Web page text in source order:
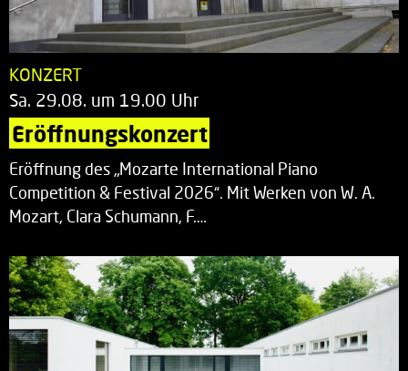
KONZERT
Sa. 29.08. um 19.00 Uhr
Eröffnungskonzert
Eröffnung des „Mozarte International Piano
Competition & Festival 2026“. Mit Werken von W. A.
Mozart, Clara Schumann, F.…